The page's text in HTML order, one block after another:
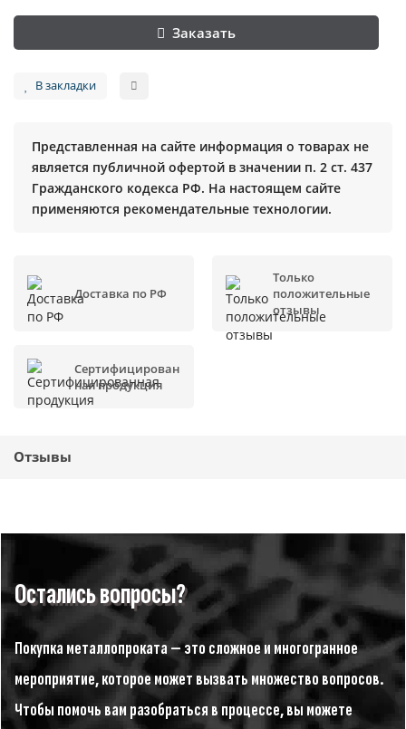
Заказать
В закладки
Представленная на сайте информация о товарах не
является публичной офертой в значении п. 2 ст. 437
Гражданского кодекса РФ. На настоящем сайте
применяются рекомендательные технологии.
Доставка по РФ
Только
положительные
отзывы
Сертифицирован
ная продукция
Отзывы
Остались вопросы?
Покупка металлопроката — это сложное и многогранное
мероприятие, которое может вызвать множество вопросов.
Чтобы помочь вам разобраться в процессе, вы можете